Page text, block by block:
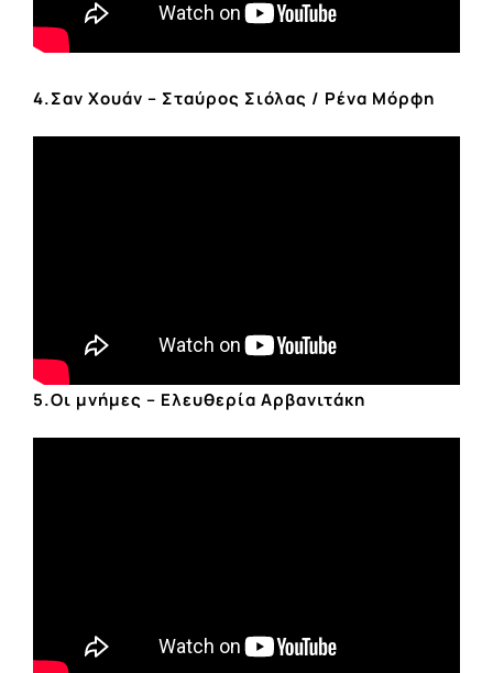
4.Σαν Χουάν – Σταύρος Σιόλας / Ρένα Μόρφη
5.Οι μνήμες – Ελευθερία Αρβανιτάκη